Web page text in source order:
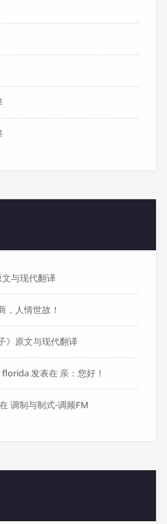
文与现代翻译
，人情世故！
》原文与现代翻译
florida发表在 亲：您好！
调制与制式-调频FM